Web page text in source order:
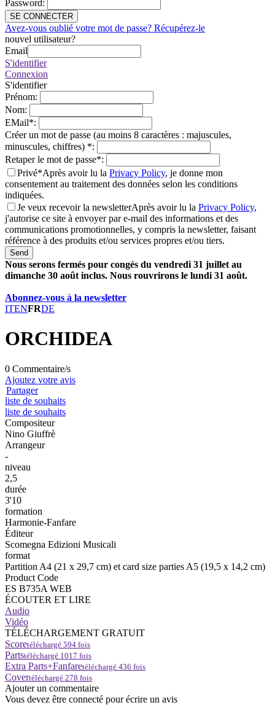
Password:
SE CONNECTER
Avez-vous oublié votre mot de passe? Récupérez-le
nouvel utilisateur?
Email
S'identifier
Connexion
S'identifier
Prénom:
Nom:
EMail*:
Créer un mot de passe (au moins 8 caractères : majuscules,
minuscules, chiffres) *:
Retaper le mot de passe*:
Privé*Après avoir lu la Privacy Policy, je donne mon
consentement au traitement des données selon les conditions
indiquées.
Je veux recevoir la newsletterAprès avoir lu la Privacy Policy,
j'autorise ce site à envoyer par e-mail des informations et des
communications promotionnelles, y compris la newsletter, faisant
référence à des produits et/ou services propres et/ou tiers.
Send
Nous serons fermés pour congés du vendredi 31 juillet au
dimanche 30 août inclus. Nous rouvrirons le lundi 31 août.
Abonnez-vous à la newsletter
ITENFRDE
ORCHIDEA
0 Commentaire/s
Ajoutez votre avis
Partager
liste de souhaits
liste de souhaits
Compositeur
Nino Giuffrè
Arrangeur
-
niveau
2,5
durée
3'10
formation
Harmonie-Fanfare
Éditeur
Scomegna Edizioni Musicali
format
Partition A4 (21 x 29,7 cm) et card size parties A5 (19,5 x 14,2 cm)
Product Code
ES B735A WEB
ÉCOUTER ET LIRE
Audio
Vidéo
TÉLÉCHARGEMENT GRATUIT
Scoretéléchargé 594 fois
Partstéléchargé 1017 fois
Extra Parts+Fanfaretéléchargé 436 fois
Covertéléchargé 278 fois
Ajouter un commentaire
Vous devez être connecté pour écrire un avis